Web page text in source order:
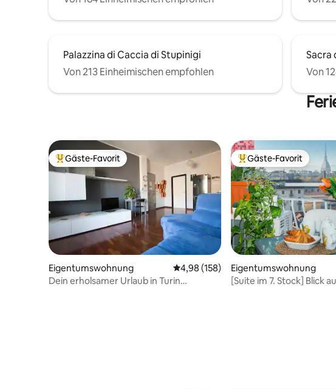
Palazzina di Caccia di Stupinigi
Von 213 Einheimischen empfohlen
Sacra
Von
Beliebter Gäste-Favorit.
Gäste-Favorit
Eigentumswohnung Durchschnittliche Bewertung: 4,98
4,98 (158)
Dein erholsamer Urlaub in Turin
Beliebter Gäste-Favorit.
Gäste-Favorit
Eigentumswohnung
[Suite im 7. Stock] Blick